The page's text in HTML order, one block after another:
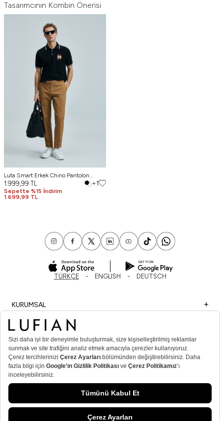
Tasarımcının Kombin Önerisi
Luta Smart Erkek Chino Pantolon
Comfort Fit Deve Tüyü
1.999,99 TL
Sepette %15 İndirim
1.699,99 TL
+1
TÜRKÇE ENGLISH DEUTSCH
KURUMSAL
ALIŞVERİŞ
ÖNEMLİ BİLGİLER
ÜYE
ERKEK POPÜLER KATEGORİLER
KADIN POPÜLER KATEGORİLER
© Lufian.com 2026 Tüm Hakları Saklıdır